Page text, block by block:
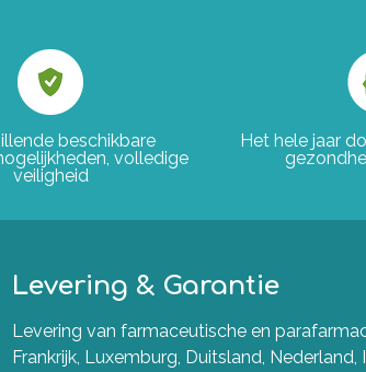
beschikbare
volledige
veiligheid
Het hele jaar
Levering & Garantie
Levering van farmaceutische en
Frankrijk, Luxemburg, Duitsland,